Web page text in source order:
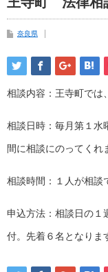
奈良県
相談内容：王寺町では
相談日時：毎月第１水
間に相談にのってくれ
相談時間：１人が相談
申込方法：相談日の１
付。先着６名となりま